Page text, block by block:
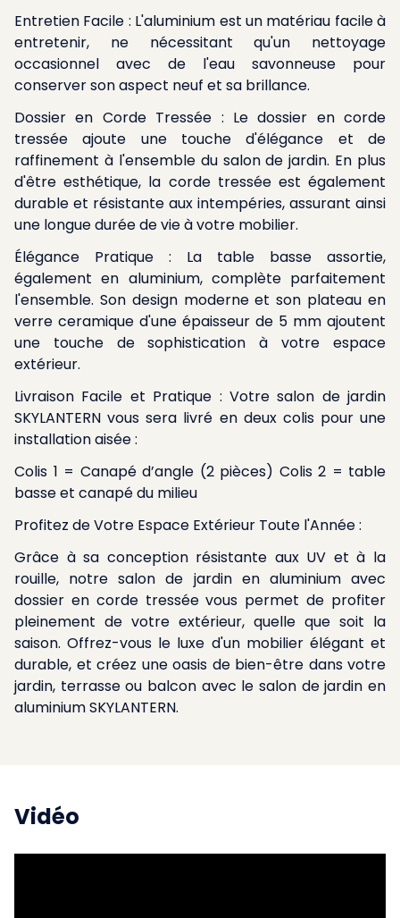
Entretien Facile : L'aluminium est un matériau facile à
entretenir, ne nécessitant qu'un nettoyage
occasionnel avec de l'eau savonneuse pour
conserver son aspect neuf et sa brillance.
Dossier en Corde Tressée : Le dossier en corde
tressée ajoute une touche d'élégance et de
raffinement à l'ensemble du salon de jardin. En plus
d'être esthétique, la corde tressée est également
durable et résistante aux intempéries, assurant ainsi
une longue durée de vie à votre mobilier.
Élégance Pratique : La table basse assortie,
également en aluminium, complète parfaitement
l'ensemble. Son design moderne et son plateau en
verre ceramique d'une épaisseur de 5 mm ajoutent
une touche de sophistication à votre espace
extérieur.
Livraison Facile et Pratique : Votre salon de jardin
SKYLANTERN vous sera livré en deux colis pour une
installation aisée :
Colis 1 = Canapé d’angle (2 pièces) Colis 2 = table
basse et canapé du milieu
Profitez de Votre Espace Extérieur Toute l'Année :
Grâce à sa conception résistante aux UV et à la
rouille, notre salon de jardin en aluminium avec
dossier en corde tressée vous permet de profiter
pleinement de votre extérieur, quelle que soit la
saison. Offrez-vous le luxe d'un mobilier élégant et
durable, et créez une oasis de bien-être dans votre
jardin, terrasse ou balcon avec le salon de jardin en
aluminium SKYLANTERN.
Vidéo